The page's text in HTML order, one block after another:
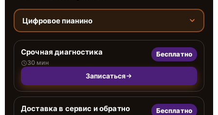
Цифровое пианино
Срочная диагностика
30 мин
Бесплатно
Записаться
Доставка в сервис и обратно Бесплатно